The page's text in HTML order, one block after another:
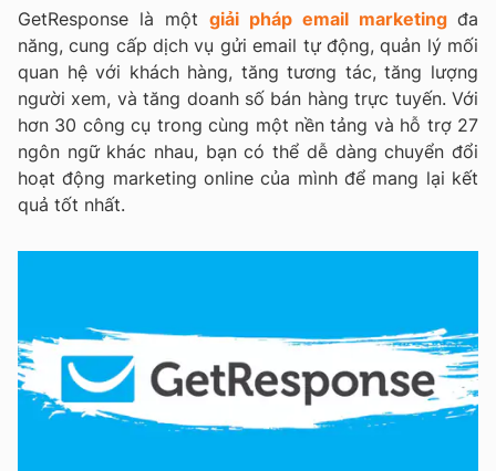
GetResponse là một giải pháp email marketing đa
năng, cung cấp dịch vụ gửi email tự động, quản lý mối
quan hệ với khách hàng, tăng tương tác, tăng lượng
người xem, và tăng doanh số bán hàng trực tuyến. Với
hơn 30 công cụ trong cùng một nền tảng và hỗ trợ 27
ngôn ngữ khác nhau, bạn có thể dễ dàng chuyển đổi
hoạt động marketing online của mình để mang lại kết
quả tốt nhất.